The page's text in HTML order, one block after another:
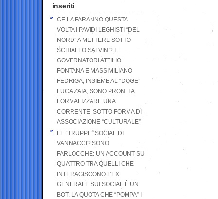
inseriti
CE LA FARANNO QUESTA
VOLTA I PAVIDI LEGHISTI “DEL
NORD” A METTERE SOTTO
SCHIAFFO SALVINI? I
GOVERNATORI ATTILIO
FONTANA E MASSIMILIANO
FEDRIGA, INSIEME AL “DOGE”
LUCA ZAIA, SONO PRONTI A
FORMALIZZARE UNA
CORRENTE, SOTTO FORMA DI
ASSOCIAZIONE “CULTURALE”
LE “TRUPPE” SOCIAL DI
VANNACCI? SONO
FARLOCCHE: UN ACCOUNT SU
QUATTRO TRA QUELLI CHE
INTERAGISCONO L’EX
GENERALE SUI SOCIAL È UN
BOT. LA QUOTA CHE “POMPA” I